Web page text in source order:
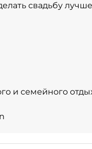
свадьбу
и семейного